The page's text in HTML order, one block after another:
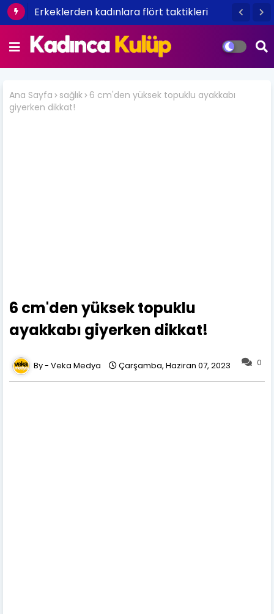
Erkeklerden kadınlara flört taktikleri
Ana Sayfa sağlık 6 cm'den yüksek topuklu ayakkabı
giyerken dikkat!
6 cm'den yüksek topuklu
ayakkabı giyerken dikkat!
0
Veka Medya Çarşamba, Haziran 07, 2023